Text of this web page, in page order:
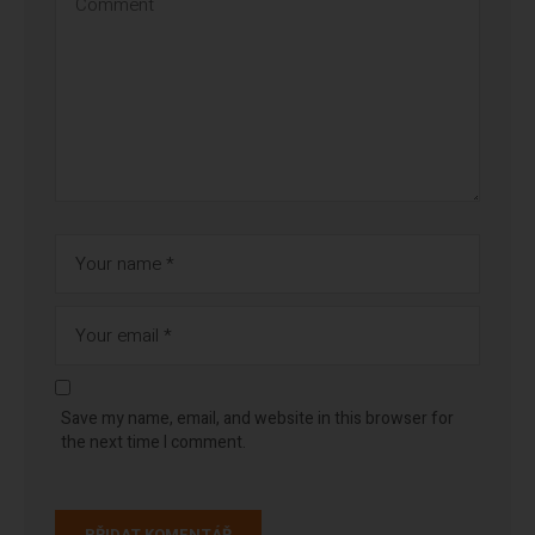
Save my name, email, and website in this browser for
the next time I comment.